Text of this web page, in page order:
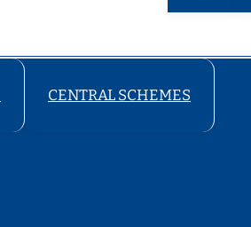
CENTRAL SCHEMES